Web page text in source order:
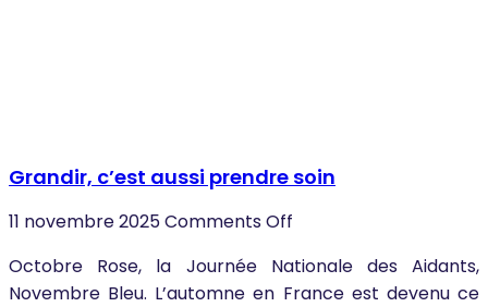
Grandir, c’est aussi prendre soin
11 novembre 2025Comments Off
Octobre Rose, la Journée Nationale des Aidants,
Novembre Bleu. L’automne en France est devenu ce